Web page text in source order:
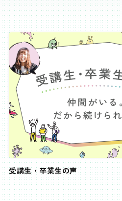
受講生・卒業生の声